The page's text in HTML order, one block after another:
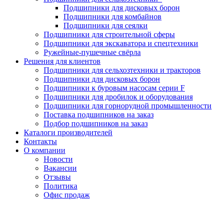
Подшипники для дисковых борон
Подшипники для комбайнов
Подшипники для сеялки
Подшипники для строительной сферы
Подшипники для экскаватора и спецтехники
Ружейные-пушечные свёрла
Решения для клиентов
Подшипники для сельхозтехники и тракторов
Подшипники для дисковых борон
Подшипники к буровым насосам серии F
Подшипники для дробилок и оборудования
Подшипники для горнорудной промышленности
Поставка подшипников на заказ
Подбор подшипников на заказ
Каталоги производителей
Контакты
О компании
Новости
Вакансии
Отзывы
Политика
Офис продаж